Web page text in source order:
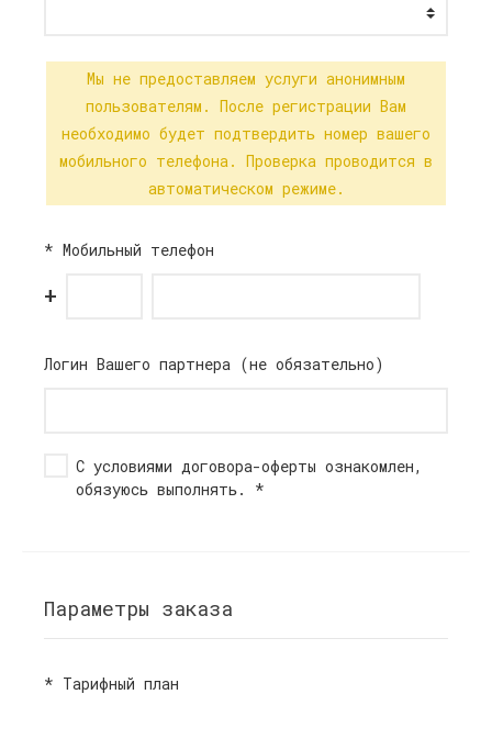
Мы не предоставляем услуги анонимным
пользователям. После регистрации Вам
необходимо будет подтвердить номер вашего
мобильного телефона. Проверка проводится в
автоматическом режиме.
* Мобильный телефон
+
Логин Вашего партнера (не обязательно)
С условиями договора-оферты ознакомлен,
обязуюсь выполнять. *
Параметры заказа
* Тарифный план